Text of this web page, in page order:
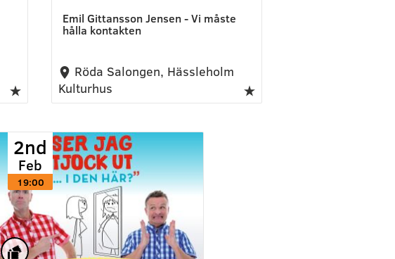
Emil Gittansson Jensen - Vi måste
hålla kontakten
Röda Salongen, Hässleholm
Kulturhus
2nd
Feb
19:00